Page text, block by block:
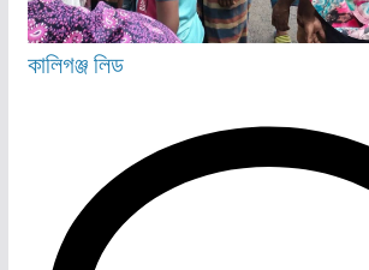
কালিগঞ্জলিড